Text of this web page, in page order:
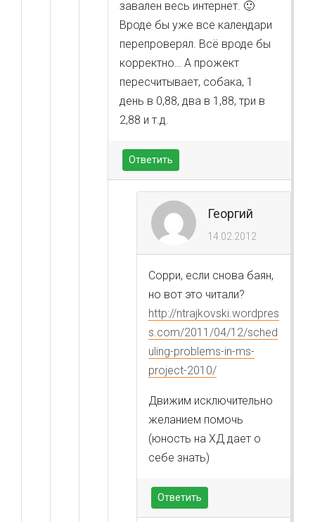
завален весь интернет. 🙂
Вроде бы уже все календари
перепроверял. Всё вроде бы
корректно… А прожект
пересчитывает, собака, 1
день в 0,88, два в 1,88, три в
2,88 и т.д.
Ответить
Георгий
14.02.2012
Сорри, если снова баян,
но вот это читали?
http://ntrajkovski.wordpres
s.com/2011/04/12/sched
uling-problems-in-ms-
project-2010/
Движим исключительно
желанием помочь
(юность на ХД дает о
себе знать)
Ответить